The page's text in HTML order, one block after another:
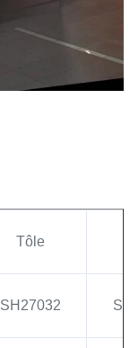
Tôle
SH27032